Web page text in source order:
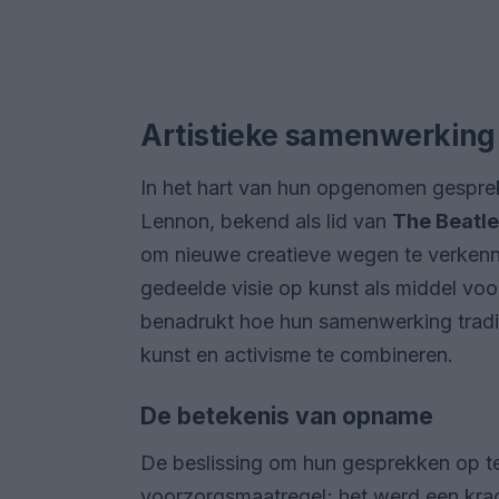
Artistieke
In het hart van hun opgenomen
Lennon, bekend als lid van The
om nieuwe creatieve wegen te
gedeelde visie op kunst als middel
benadrukt hoe hun samenwerking
kunst en activisme te combineren.
De betekenis van opname
De beslissing om hun gesprekken op